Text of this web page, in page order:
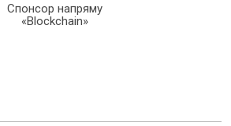
Спонсор напряму
«Blockchain»